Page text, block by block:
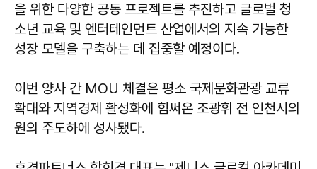
을 위한 다양한 공동 프로젝트를 추진하고 글로벌 청
소년 교육 및 엔터테인먼트 산업에서의 지속 가능한
성장 모델을 구축하는 데 집중할 예정이다.
이번 양사 간 MOU 체결은 평소 국제문화관광 교류
확대와 지역경제 활성화에 힘써온 조광휘 전 인천시의
원의 주도하에 성사됐다.